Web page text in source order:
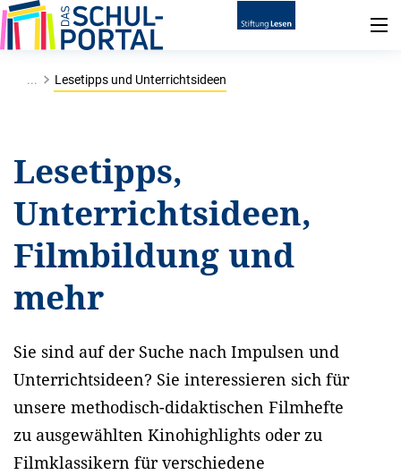
... Lesetipps und Unterrichtsideen
Lesetipps,
Unterrichtsideen,
Filmbildung und
mehr
Sie sind auf der Suche nach Impulsen und
Unterrichtsideen? Sie interessieren sich für
unsere methodisch-didaktischen Filmhefte
zu ausgewählten Kinohighlights oder zu
Filmklassikern für verschiedene